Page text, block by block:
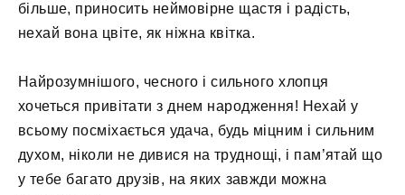
більше, приносить неймовірне щастя і радість,
нехай вона цвіте, як ніжна квітка.
Найрозумнішого, чесного і сильного хлопця
хочеться привітати з днем ​​народження! Нехай у
всьому посміхається удача, будь міцним і сильним
духом, ніколи не дивися на труднощі, і пам’ятай що
у тебе багато друзів, на яких завжди можна